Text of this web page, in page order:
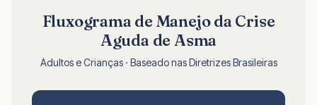
Fluxograma de Manejo da Crise
Aguda de Asma
Adultos e Crianças · Baseado nas Diretrizes Brasileiras